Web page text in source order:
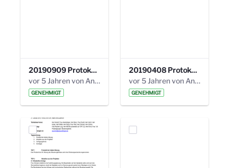
20190909 Protokoll 27. Steuerungskreis.pdf
vor 5 Jahren von Anni Schlumberger
GENEHMIGT
20190408 Protokoll 26. Steuerungskreis.pdf
vor 5 Jahren von Anni Schlumberger
GENEHMIGT